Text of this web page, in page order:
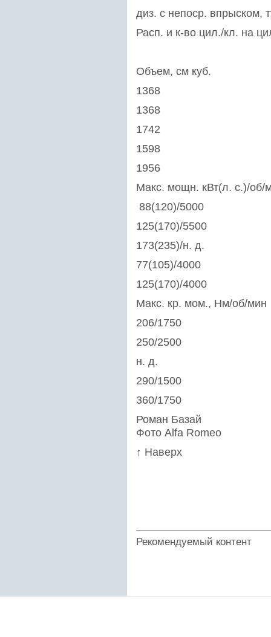
диз. c непоср. впрыском,
Расп. и к-во цил./кл. на
Объем, см куб.
1368
1368
1742
1598
1956
Макс. мощн. кВт(л. с.)/об/
88(120)/5000
125(170)/5500
173(235)/н. д.
77(105)/4000
125(170)/4000
Макс. кр. мом., Нм/об/мин
206/1750
250/2500
н. д.
290/1500
360/1750
Роман Базай
Фото Alfa Romeo
↑ Наверх
Рекомендуемый контент